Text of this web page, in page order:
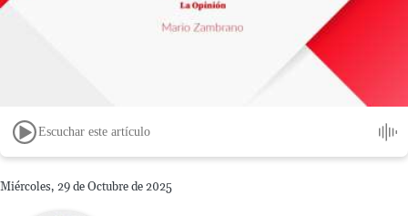
Escuchar este artículo
Miércoles, 29 de Octubre de 2025